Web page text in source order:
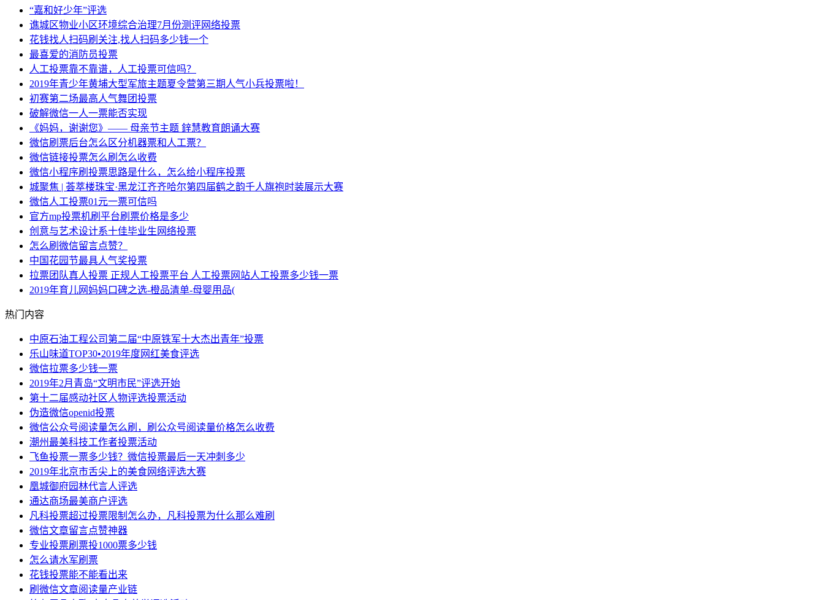
“嘉和好少年”评选
谯城区物业小区环境综合治理7月份测评网络投票
花钱找人扫码刷关注,找人扫码多少钱一个
最喜爱的消防员投票
人工投票靠不靠谱，人工投票可信吗？
2019年青少年黄埔大型军旅主题夏令营第三期人气小兵投票啦！
初赛第二场最高人气舞团投票
破解微信一人一票能否实现
《妈妈，谢谢您》—— 母亲节主题 鋅慧教育朗诵大赛
微信刷票后台怎么区分机器票和人工票？
微信链接投票怎么刷怎么收费
微信小程序刷投票思路是什么，怎么给小程序投票
城聚焦 | 荟萃楼珠宝·黑龙江齐齐哈尔第四届鹤之韵千人旗袍时装展示大赛
微信人工投票01元一票可信吗
官方mp投票机刷平台刷票价格是多少
创意与艺术设计系十佳毕业生网络投票
怎么刷微信留言点赞？
中国花园节最具人气奖投票
拉票团队真人投票 正规人工投票平台 人工投票网站人工投票多少钱一票
2019年育儿网妈妈口碑之选-橙品清单-母婴用品(
热门内容
中原石油工程公司第二届“中原铁军十大杰出青年”投票
乐山味道TOP30•2019年度网红美食评选
微信拉票多少钱一票
2019年2月青岛“文明市民”评选开始
第十二届感动社区人物评选投票活动
伪造微信openid投票
微信公众号阅读量怎么刷，刷公众号阅读量价格怎么收费
潮州最美科技工作者投票活动
飞鱼投票一票多少钱？微信投票最后一天冲刺多少
2019年北京市舌尖上的美食网络评选大赛
凰城御府园林代言人评选
通达商场最美商户评选
凡科投票超过投票限制怎么办，凡科投票为什么那么难刷
微信文章留言点赞神器
专业投票刷票投1000票多少钱
怎么请水军刷票
花钱投票能不能看出来
刷微信文章阅读量产业链